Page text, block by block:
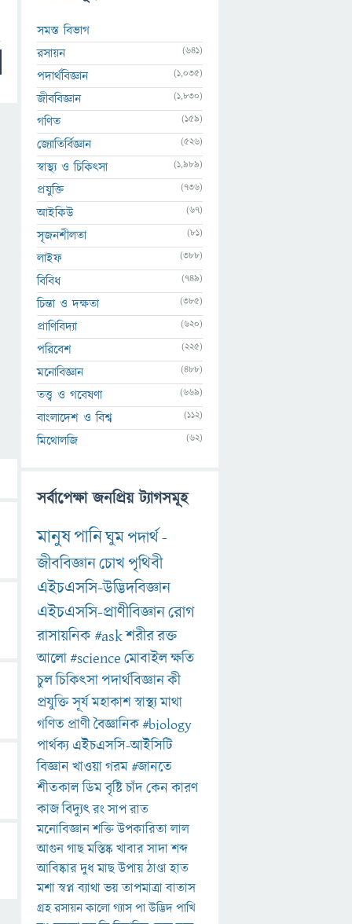
সমস্ত বিভাগ
রসায়ন
(641)
পদার্থবিজ্ঞান (1,035)
জীববিজ্ঞান (1,830)
গণিত (159)
জ্যোতির্বিজ্ঞান (526)
স্বাস্থ্য ও চিকিৎসা (1,989)
প্রযুক্তি (736)
আইকিউ (67)
সৃজনশীলতা (81)
লাইফ (388)
বিবিধ (749)
চিন্তা ও দক্ষতা (385)
প্রাণিবিদ্যা (620)
পরিবেশ (225)
মনোবিজ্ঞান (488)
তত্ত্ব ও গবেষণা (669)
বাংলাদেশ ও বিশ্ব (112)
মিথোলজি (62)
সর্বাপেক্ষা জনপ্রিয় ট্যাগসমূহ
মানুষপানিঘুমপদার্থ-
জীববিজ্ঞানচোখপৃথিবী
এইচএসসি-উদ্ভিদবিজ্ঞান
এইচএসসি-প্রাণীবিজ্ঞানরোগ
রাসায়নিক#askশরীররক্ত
আলো#scienceমোবাইলক্ষতি
চুলচিকিৎসাপদার্থবিজ্ঞানকী
প্রযুক্তিসূর্যমহাকাশস্বাস্থ্যমাথা
গণিত প্রাণীবৈজ্ঞানিক#biology
পার্থক্য এইচএসসি-আইসিটি
বিজ্ঞানখাওয়াগরম#জানতে
শীতকালডিমবৃষ্টিচাঁদকেনকারণ
কাজবিদ্যুৎরংসাপরাত
মনোবিজ্ঞানশক্তিউপকারিতালাল
আগুনগাছমস্তিষ্কখাবারসাদাশব্দ
আবিষ্কারদুধমাছউপায়ঠাণ্ডাহাত
মশাস্বপ্নব্যাথাভয়তাপমাত্রাবাতাস
গ্রহরসায়নকালোগ্যাসপাউদ্ভিদপাখি